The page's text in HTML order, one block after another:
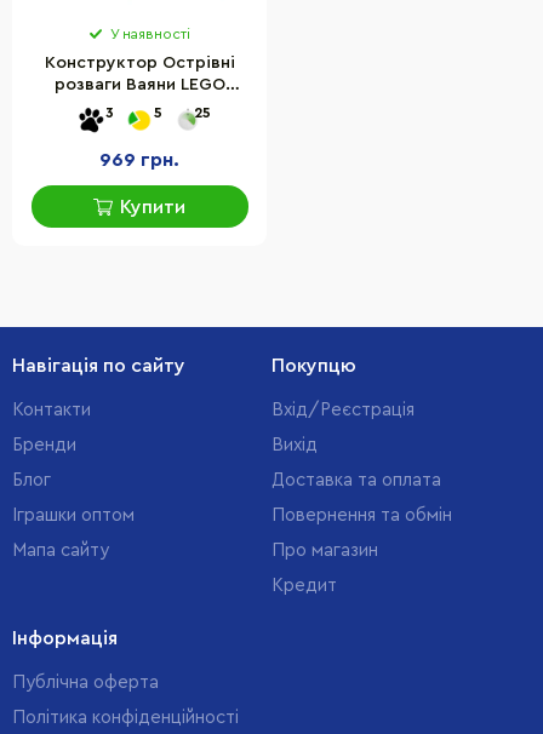
У наявності
Конструктор Острівні
розваги Ваяни LEGO
43260, 175 деталей
3 5 25
969 грн.
Купити
Навігація по сайту
Контакти
Бренди
Блог
Іграшки оптом
Мапа сайту
Покупцю
Вхід/Реєстрація
Вихід
Доставка та оплата
Повернення та обмін
Про магазин
Кредит
Інформація
Публічна оферта
Політика конфіденційності